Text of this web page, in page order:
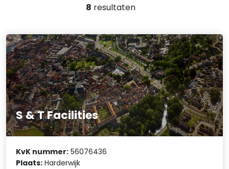
8 resultaten
S & T Facilities
KvK nummer: 56076436
Plaats: Harderwijk